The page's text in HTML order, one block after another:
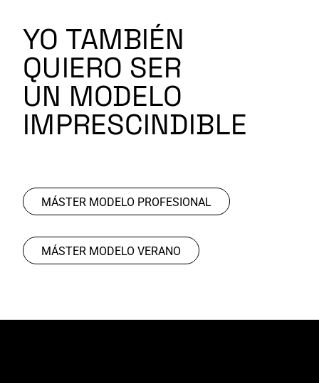
YO TAMBIÉN
QUIERO SER
UN MODELO
IMPRESCINDIBLE
MÁSTER MODELO PROFESIONAL
MÁSTER MODELO VERANO